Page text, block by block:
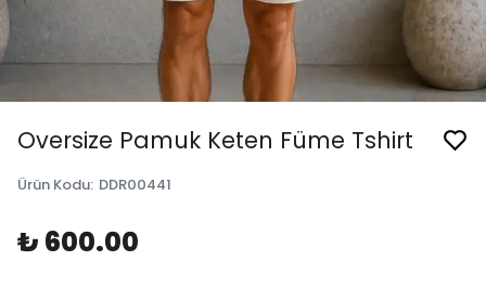
Oversize Pamuk Keten Füme Tshirt
Ürün Kodu: DDR00441
₺ 600.00